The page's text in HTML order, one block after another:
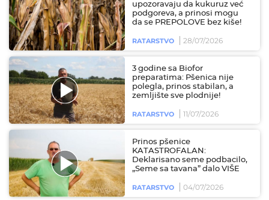
upozoravaju da kukuruz već
podgoreva, a prinosi mogu
da se PREPOLOVE bez kiše!
RATARSTVO 28/07/2026
3 godine sa Biofor
preparatima: Pšenica nije
polegla, prinos stabilan, a
zemljište sve plodnije!
RATARSTVO 11/07/2026
Prinos pšenice
KATASTROFALAN:
Deklarisano seme podbacilo,
„Seme sa tavana” dalo VIŠE
RATARSTVO 04/07/2026